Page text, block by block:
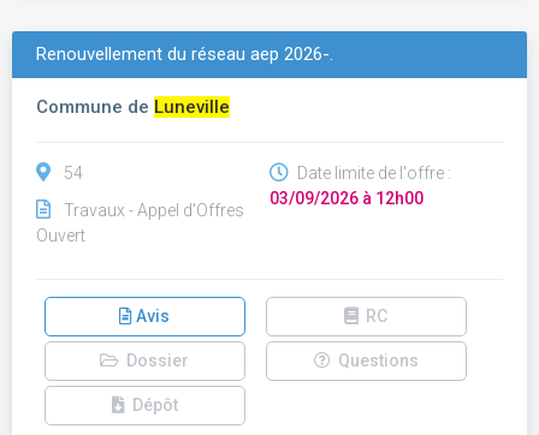
Renouvellement du réseau aep 2026-.
Commune de Luneville
54
Travaux - Appel d'Offres
Ouvert
Date limite de l'offre :
03/09/2026 à 12h00
Avis RC
Dossier Questions
Dépôt